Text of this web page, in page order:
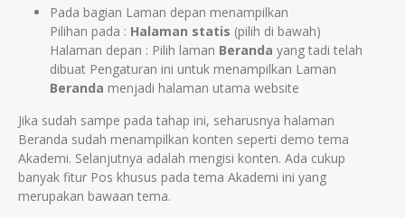
Pada bagian Laman depan menampilkan
Pilihan pada : Halaman statis (pilih di bawah)
Halaman depan : Pilih laman Beranda yang tadi telah
dibuat Pengaturan ini untuk menampilkan Laman
Beranda menjadi halaman utama website
Jika sudah sampe pada tahap ini, seharusnya halaman
Beranda sudah menampilkan konten seperti demo tema
Akademi. Selanjutnya adalah mengisi konten. Ada cukup
banyak fitur Pos khusus pada tema Akademi ini yang
merupakan bawaan tema.